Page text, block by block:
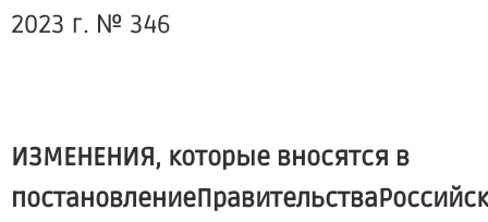
2023 г. № 346
ИЗМЕНЕНИЯ, которые вносятся в